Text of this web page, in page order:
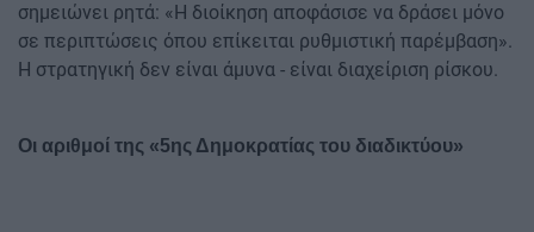
σημειώνει ρητά: «Η διοίκηση αποφάσισε να δράσει μόνο
σε περιπτώσεις όπου επίκειται ρυθμιστική παρέμβαση».
Η στρατηγική δεν είναι άμυνα - είναι διαχείριση ρίσκου.
Οι αριθμοί της «5ης Δημοκρατίας του διαδικτύου»